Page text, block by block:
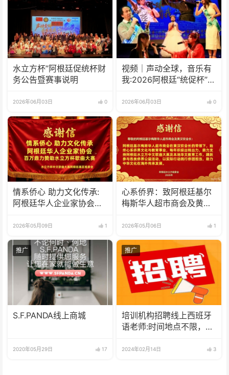
水立方杯”阿根廷促统杯财
务公告暨赛事说明
2026年06月03日 0
视频｜声动全球，音乐有
我:2026阿根廷“统促杯”水
圆满落幕
2026年06月03日 0
情系侨心 助力文化传承:
阿根廷华人企业家协会百
歌曲大赛
2026年05月09日 1
心系侨界​：致阿根廷基尔
梅斯华人超市商会及黄汉
2026年05月06日 1
推广
S.F.PANDA线上商城
2020年05月29日 17
推广
培训机构招聘线上西班牙
语老师:时间地点不限，可
2024年02月14日 3